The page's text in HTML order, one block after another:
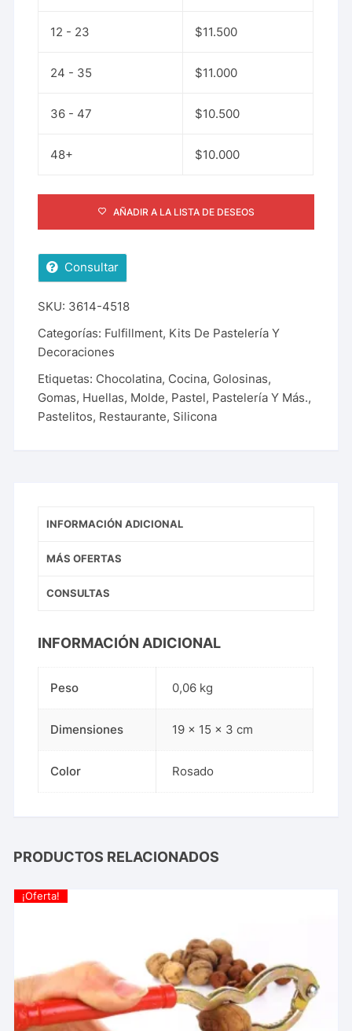
12 - 23 $11.500
24 - 35 $11.000
36 - 47 $10.500
48+ $10.000
AÑADIR A LA LISTA DE DESEOS
Consultar
SKU: 3614-4518
Categorías: Fulfillment, Kits De Pastelería Y
Decoraciones
Etiquetas: Chocolatina, Cocina, Golosinas,
Gomas, Huellas, Molde, Pastel, Pastelería Y Más.,
Pastelitos, Restaurante, Silicona
INFORMACIÓN ADICIONAL
MÁS OFERTAS
CONSULTAS
INFORMACIÓN ADICIONAL
Peso 0,06 kg
Dimensiones 19 × 15 × 3 cm
Color Rosado
PRODUCTOS RELACIONADOS
¡Oferta!